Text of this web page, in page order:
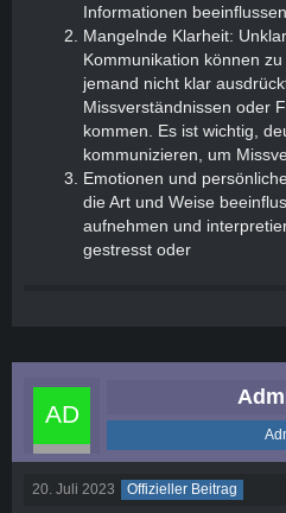
Informationen beeinflussen.
Mangelnde Klarheit:
Kommunikation können
jemand nicht klar
Missverständnissen oder
kommen. Es ist wichtig,
kommunizieren, um
Emotionen und
die Art und Weise
aufnehmen und
gestresst oder
20. Juli 2023 Offizieller Beitrag